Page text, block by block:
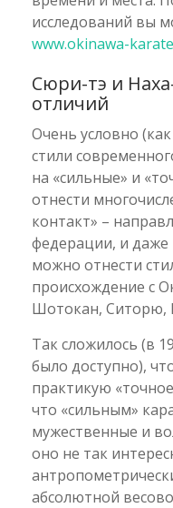
исследований вы
www.okinawa-
Сюри-тэ и
отличий
Очень условно
стили
на «сильные» и
отнести
контакт» –
федерации, и даже
можно отнести
происхождение с
Шотокан, Ситорю,
Так сложилось (в
было доступно),
практикую
что «сильным»
мужественные и
оно не так
абсолютной